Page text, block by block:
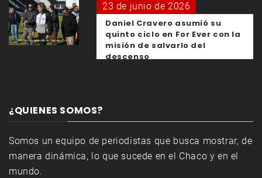
23 de junio de 2026
Daniel Cravero asumió su
quinto ciclo en For Ever con la
misión de salvarlo del
descenso
¿QUIENES SOMOS?
Somos un equipo de periodistas que busca mostrar, de
manera dinámica, lo que sucede en el Chaco y en el
mundo.